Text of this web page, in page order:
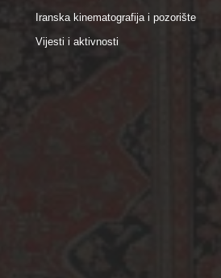
Iranska kinematografija i pozorište
Vijesti i aktivnosti